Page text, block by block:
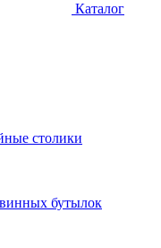
Каталог
столики
бутылок